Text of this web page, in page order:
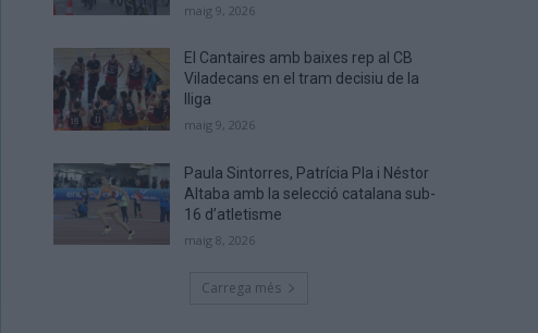
maig 9, 2026
El Cantaires amb baixes rep al CB
Viladecans en el tram decisiu de la
lliga
maig 9, 2026
Paula Sintorres, Patrícia Pla i Néstor
Altaba amb la selecció catalana sub-
16 d’atletisme
maig 8, 2026
Carrega més